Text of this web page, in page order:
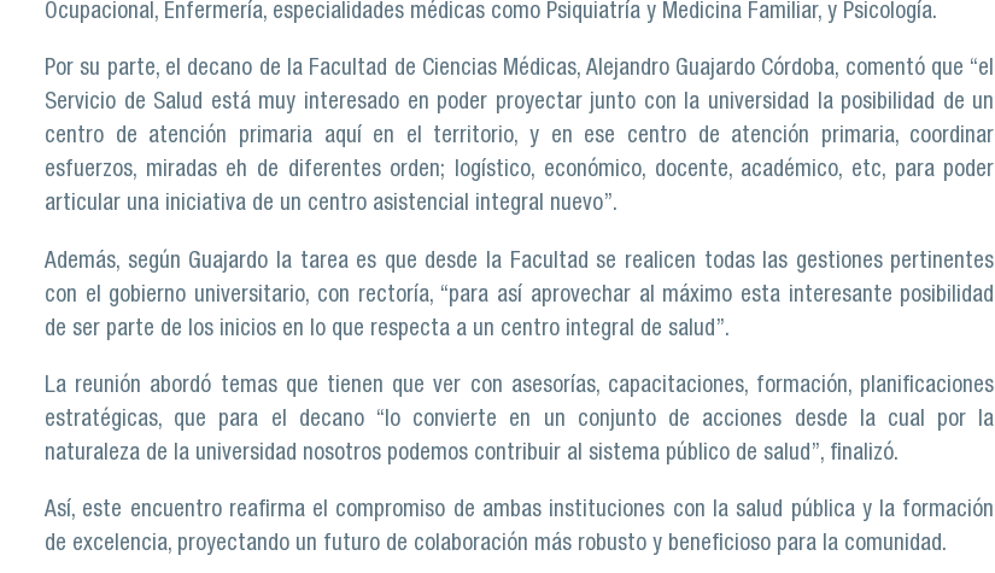
Ocupacional, Enfermería, especialidades médicas como Psiquiatría y Medicina Familiar, y Psicología.
Por su parte, el decano de la Facultad de Ciencias Médicas, Alejandro Guajardo Córdoba, comentó que “el
Servicio de Salud está muy interesado en poder proyectar junto con la universidad la posibilidad de un
centro de atención primaria aquí en el territorio, y en ese centro de atención primaria, coordinar
esfuerzos, miradas eh de diferentes orden; logístico, económico, docente, académico, etc, para poder
articular una iniciativa de un centro asistencial integral nuevo”.
Además, según Guajardo la tarea es que desde la Facultad se realicen todas las gestiones pertinentes
con el gobierno universitario, con rectoría, “para así aprovechar al máximo esta interesante posibilidad
de ser parte de los inicios en lo que respecta a un centro integral de salud”.
La reunión abordó temas que tienen que ver con asesorías, capacitaciones, formación, planificaciones
estratégicas, que para el decano “lo convierte en un conjunto de acciones desde la cual por la
naturaleza de la universidad nosotros podemos contribuir al sistema público de salud”, finalizó.
Así, este encuentro reafirma el compromiso de ambas instituciones con la salud pública y la formación
de excelencia, proyectando un futuro de colaboración más robusto y beneficioso para la comunidad.